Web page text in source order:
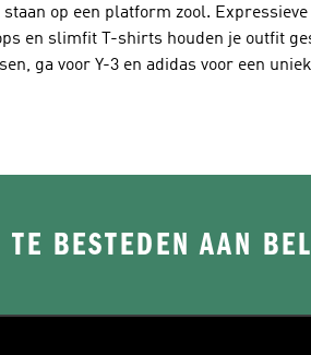
op een platform zool.
en slimfit T-shirts houden je outfit
ga voor Y-3 en adidas voor een
BESTEDEN AAN